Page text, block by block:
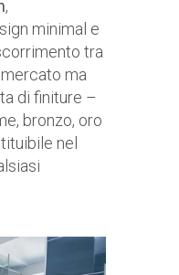
,
minimal e
tra
ma
di finiture –
bronzo, oro
nel